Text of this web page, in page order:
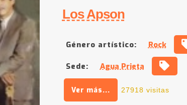
Los Apson
Género artístico: Rock
Sede: Agua Prieta
Ver más... 27918 visitas